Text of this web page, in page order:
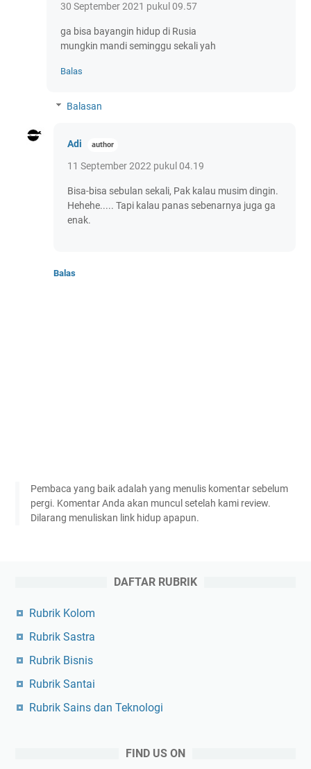
30 September 2021 pukul 09.57
ga bisa bayangin hidup di Rusia
mungkin mandi seminggu sekali yah
Balas
Balasan
Adi
11 September 2022 pukul 04.19
Bisa-bisa sebulan sekali, Pak kalau musim dingin.
Hehehe..... Tapi kalau panas sebenarnya juga ga
enak.
Balas
Pembaca yang baik adalah yang menulis komentar sebelum
pergi. Komentar Anda akan muncul setelah kami review.
Dilarang menuliskan link hidup apapun.
DAFTAR RUBRIK
Rubrik Kolom
Rubrik Sastra
Rubrik Bisnis
Rubrik Santai
Rubrik Sains dan Teknologi
FIND US ON